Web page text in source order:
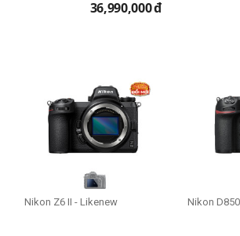
36,990,000đ
Nikon Z6 II - Likenew Nikon